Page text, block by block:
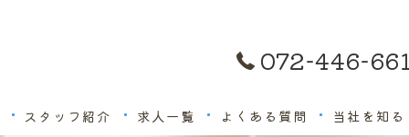
072-446-
スタッフ紹介 求人一覧 よくある質問 当社を知る